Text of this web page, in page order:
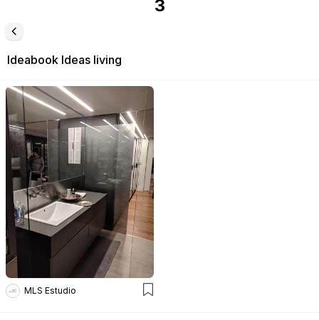
3
Ideabook Ideas living
MLS Estudio